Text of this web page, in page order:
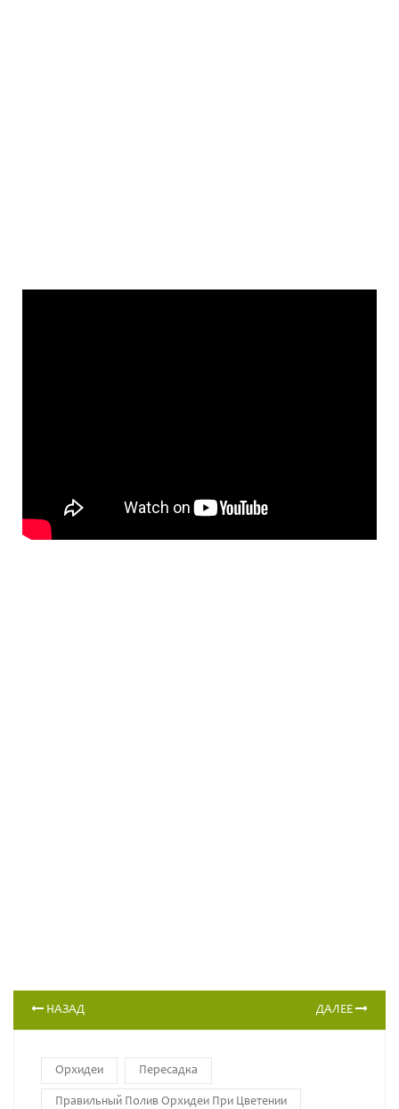
НАЗАД ДАЛЕЕ
Орхидеи Пересадка
Правильный Полив Орхидеи При Цветении